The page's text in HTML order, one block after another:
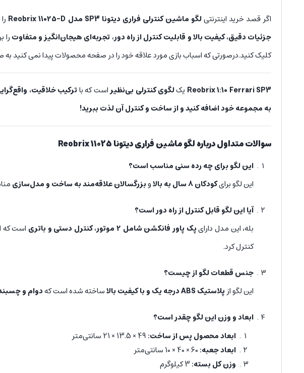
اگر قصد خرید اینترنتیلگو ماشین کنترلی فراری دیتونا SP3 مدل Reobrix 11025-D
جزئیات دقیق، کیفیت بالا و قابلیت کنترل از راه دور، تجربه‌ای هیجان‌انگیز و متفاوترا
کلیک کنید.درصورتی که اسباب بازی مورد علاقه خود را در صفحه محصولات پیدا نمی کنید به
Reobrix 1:10 Ferrari SP3 یکلگوی کنترلی بی‌نظیراست که باترکیب خلاقیت،
به مجموعه خود اضافه کنید و از ساخت و کنترل آن لذت ببرید!
سوالات متداول درباره لگو ماشین فراری دیتونا Reobrix 11025
این لگو برای چه رده سنی مناسب است؟
این لگو برایکودکان 8 سال به بالا وبزرگسالان علاقه‌مند به ساخت و مدل‌سازی
آیا این لگو قابل کنترل از راه دور است؟
بله، این مدل دارایپک پاور فانکشن شامل 2 موتور، کنترل دستی و باتری است که
کنترل کرد.
جنس قطعات لگو از چیست؟
این لگو از پلاستیک ABS درجه یک و با کیفیت بالا ساخته شده است کهدوام و
ابعاد و وزن این لگو چقدر است؟
ابعاد محصول پس از ساخت:
ابعاد جعبه:
وزن کل بسته: